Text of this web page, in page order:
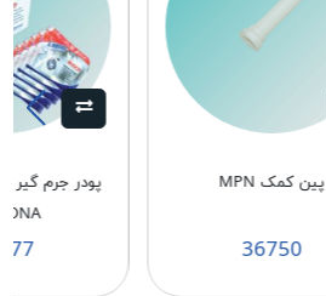
پین کمک MPN
36750
پودر جرم گیر